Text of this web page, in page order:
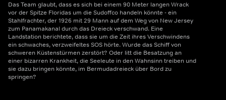
Das Team glaubt, dass es sich bei einem 90 Meter langen Wrack
vor der Spitze Floridas um die Sudoffco handeln könnte - ein
Stahlfrachter, der 1926 mit 29 Mann auf dem Weg von New Jersey
zum Panamakanal durch das Dreieck verschwand. Eine
Landstation berichtete, dass sie um die Zeit ihres Verschwindens
ein schwaches, verzweifeltes SOS hörte. Wurde das Schiff von
schweren Küstenstürmen zerstört? Oder litt die Besatzung an
einer bizarren Krankheit, die Seeleute in den Wahnsinn treiben und
sie dazu bringen könnte, im Bermudadreieck über Bord zu
springen?